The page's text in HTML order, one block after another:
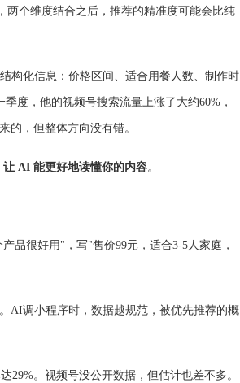
个维度结合之后，推荐的精准度可能会比纯
构化信息：价格区间、适合用餐人数、制作时
度，他的视频号搜索流量上涨了大约60%，
的，但整体方向没有错。
让 AI 能更好地读懂你的内容。
品很好用"，写"售价99元，适合3-5人家庭，
AI调小程序时，数据越规范，被优先推荐的概
29%。视频号没公开数据，但估计也差不多。